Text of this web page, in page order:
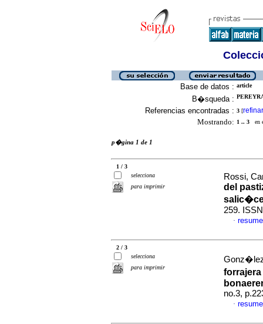
Base de datos : article
B�squeda :
Referencias encontradas : 3 [refinar
Mostrando: 1 .. 3 en
p�gina 1 de 1
1 / 3
selecciona
para imprimir
Rossi,
del
259.
·
2 / 3
selecciona
para imprimir
no.3,
·